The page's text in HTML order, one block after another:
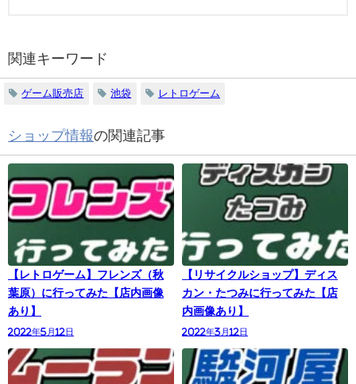
関連キーワード
ゲーム販売店 池袋 レトロゲーム
ショップ情報の関連記事
【レトロゲーム】フレンズ（秋
葉原）に行ってみた【店内画像
あり】
2022年5月12日
【リサイクルショップ】ディス
カン・たつみに行ってみた【店
内画像あり】
2022年3月12日